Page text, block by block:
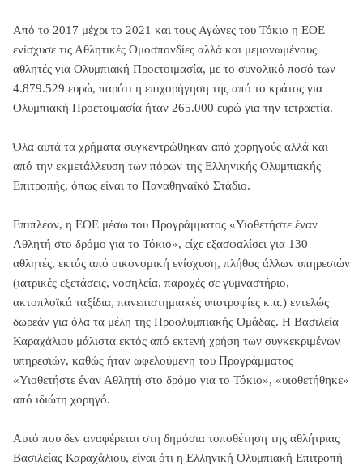
Από το 2017 μέχρι το 2021 και τους Αγώνες του Τόκιο η ΕΟΕ
ενίσχυσε τις Αθλητικές Ομοσπονδίες αλλά και μεμονωμένους
αθλητές για Ολυμπιακή Προετοιμασία, με το συνολικό ποσό των
4.879.529 ευρώ, παρότι η επιχορήγηση της από το κράτος για
Ολυμπιακή Προετοιμασία ήταν 265.000 ευρώ για την τετραετία.
Όλα αυτά τα χρήματα συγκεντρώθηκαν από χορηγούς αλλά και
από την εκμετάλλευση των πόρων της Ελληνικής Ολυμπιακής
Επιτροπής, όπως είναι το Παναθηναϊκό Στάδιο.
Επιπλέον, η ΕΟΕ μέσω του Προγράμματος «Υιοθετήστε έναν
Αθλητή στο δρόμο για το Τόκιο», είχε εξασφαλίσει για 130
αθλητές, εκτός από οικονομική ενίσχυση, πλήθος άλλων υπηρεσιών
(ιατρικές εξετάσεις, νοσηλεία, παροχές σε γυμναστήριο,
ακτοπλοϊκά ταξίδια, πανεπιστημιακές υποτροφίες κ.α.) εντελώς
δωρεάν για όλα τα μέλη της Προολυμπιακής Ομάδας. Η Βασιλεία
Καραχάλιου μάλιστα εκτός από εκτενή χρήση των συγκεκριμένων
υπηρεσιών, καθώς ήταν ωφελούμενη του Προγράμματος
«Υιοθετήστε έναν Αθλητή στο δρόμο για το Τόκιο», «υιοθετήθηκε»
από ιδιώτη χορηγό.
Αυτό που δεν αναφέρεται στη δημόσια τοποθέτηση της αθλήτριας
Βασιλείας Καραχάλιου, είναι ότι η Ελληνική Ολυμπιακή Επιτροπή